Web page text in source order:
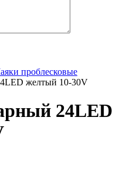
проблесковые
желтый 10-30V
24LED